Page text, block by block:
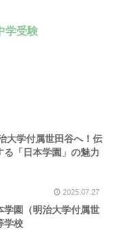
学受験
大学付属世田谷へ！伝
る「日本学園」の魅力
2025.07.27
学園（明治大学付属世
学校